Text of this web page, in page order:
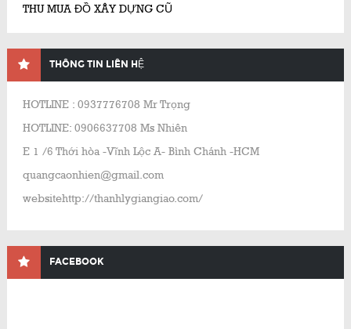
THU MUA ĐỒ XÂY DỰNG CŨ
THÔNG TIN LIÊN HỆ
HOTLINE : 0937776708 Mr Trọng
HOTLINE: 0906637708 Ms Nhiên
E 1 /6 Thới hòa -Vĩnh Lộc A- Bình Chánh -HCM
quangcaonhien@gmail.com
websitehttp://thanhlygiangiao.com/
FACEBOOK